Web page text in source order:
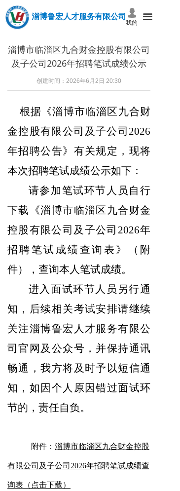
淄博鲁宏人才服务有限公司 끀
넙
我的
淄博市临淄区九合财金控股有限公司
及子公司2026年招聘笔试成绩公示
创建时间： 2026年6月2日 20:30
根据《淄博市临淄区九合财
金控股有限公司及子公司2026
年招聘公告》有关规定，现将
本次招聘笔试成绩公示如下：
请参加笔试环节人员自行
下载《淄博市临淄区九合财金
控股有限公司及子公司2026年
招聘笔试成绩查询表》（附
件），查询本人笔试成绩。
进入面试环节人员另行通
知，后续相关考试安排请继续
关注淄博鲁宏人才服务有限公
司官网 及公众号，并保持通讯
畅通，我方将及时予以短信通
知，如因个人原因错过面试环
节的，责任自负。
附件： 淄博市临淄区九合财金控股
有限公司及子公司2026年招聘笔试成绩查
询表（点击下载）